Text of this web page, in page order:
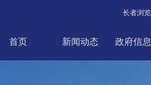
长者浏览
首页 新闻动态 政府信
互动交流